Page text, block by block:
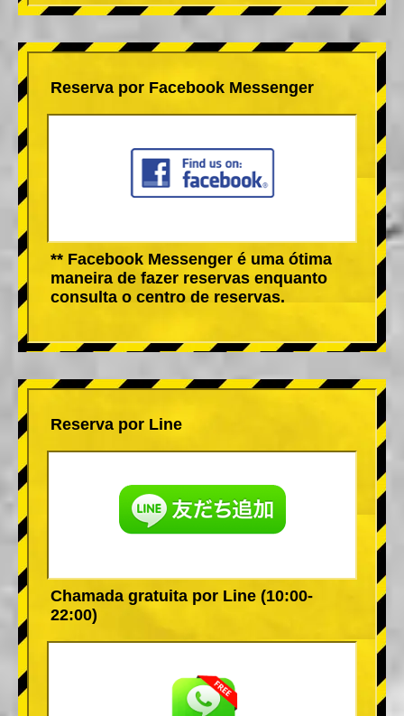
Reserva por Facebook Messenger
** Facebook Messenger é uma ótima
maneira de fazer reservas enquanto
consulta o centro de reservas.
Reserva por Line
Chamada gratuita por Line (10:00-
22:00)